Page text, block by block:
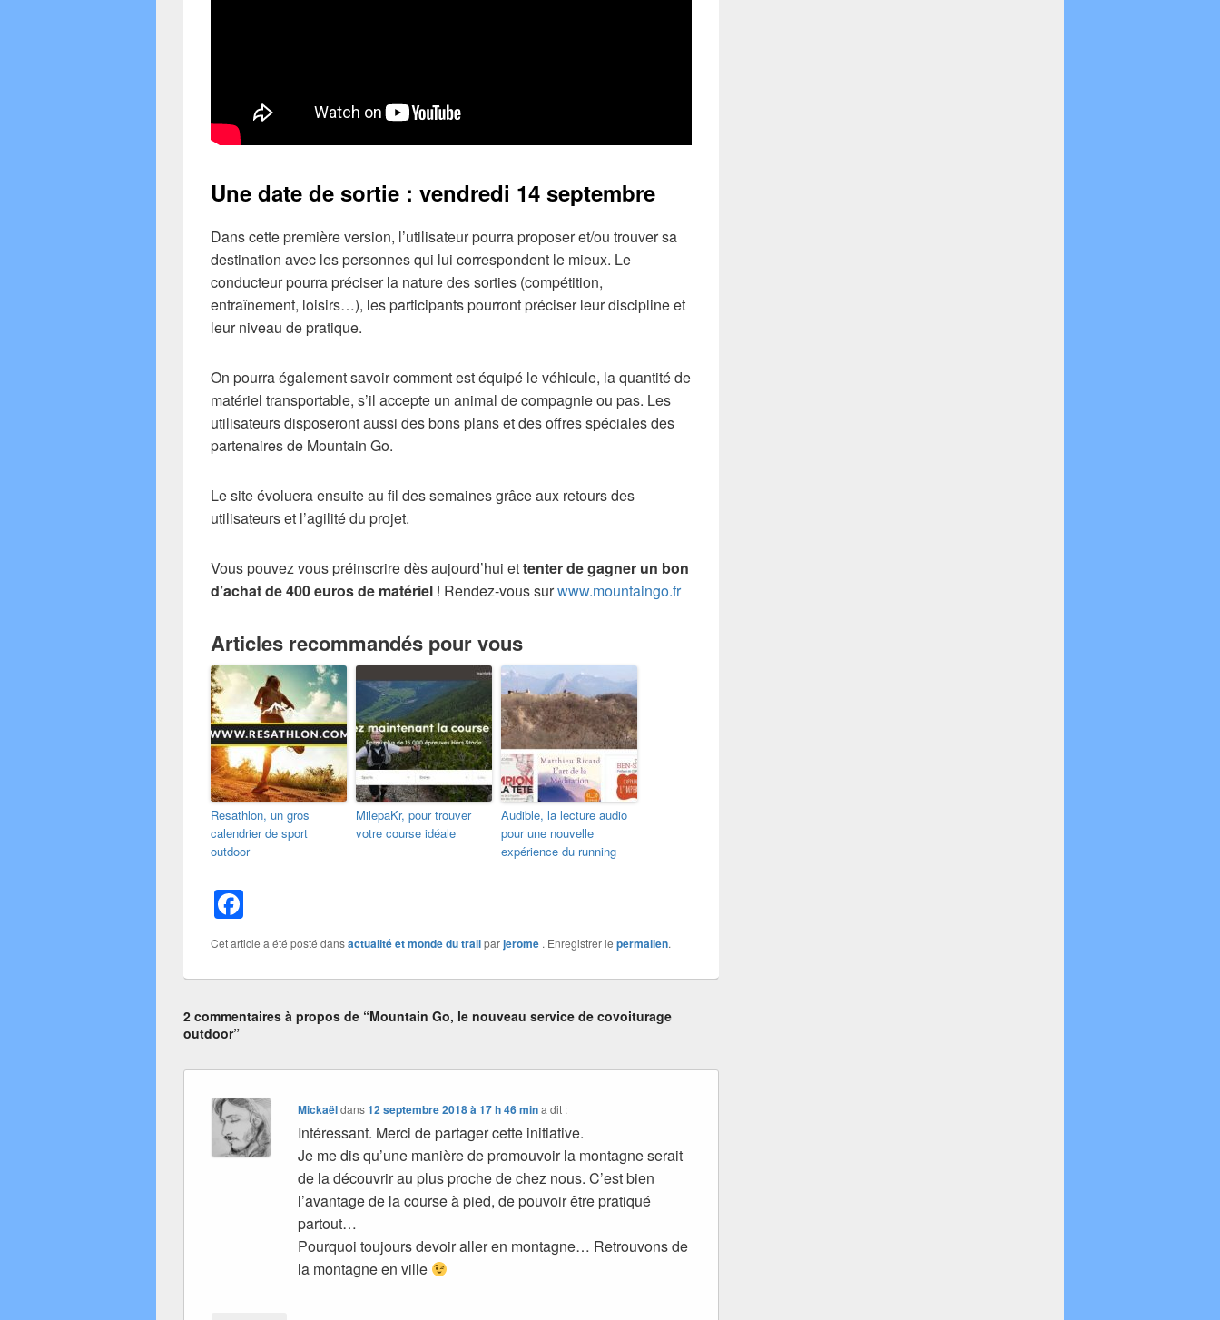
Une date de sortie : vendredi 14 septembre
Dans cette première version, l’utilisateur pourra proposer et/ou trouver sa
destination avec les personnes qui lui correspondent le mieux. Le
conducteur pourra préciser la nature des sorties (compétition,
entraînement, loisirs…), les participants pourront préciser leur discipline et
leur niveau de pratique.
On pourra également savoir comment est équipé le véhicule, la quantité de
matériel transportable, s’il accepte un animal de compagnie ou pas. Les
utilisateurs disposeront aussi des bons plans et des offres spéciales des
partenaires de Mountain Go.
Le site évoluera ensuite au fil des semaines grâce aux retours des
utilisateurs et l’agilité du projet.
Vous pouvez vous préinscrire dès aujourd’hui ettenter de gagner un bon
d’achat de 400 euros de matériel ! Rendez-vous surwww.mountaingo.fr
Articles recommandés pour vous
Resathlon, un gros
calendrier de sport
outdoor
MilepaKr, pour trouver
votre course idéale
Audible, la lecture audio
pour une nouvelle
expérience du running
a
e
b
o
k
Cet article a été posté dansactualité et monde du trailparjerome . Enregistrer le permalien.
2 commentaires à propos de “Mountain Go, le nouveau service de covoiturage
outdoor”
Mickaëldans12 septembre 2018 à 17 h 46 mina dit :
Intéressant. Merci de partager cette initiative.
Je me dis qu’une manière de promouvoir la montagne serait
de la découvrir au plus proche de chez nous. C’est bien
l’avantage de la course à pied, de pouvoir être pratiqué
partout…
Pourquoi toujours devoir aller en montagne… Retrouvons de
la montagne en ville